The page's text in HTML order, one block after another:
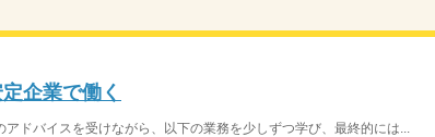
企業で働く
ドバイスを受けながら、以下の業務を少しずつ学び、最終的には...